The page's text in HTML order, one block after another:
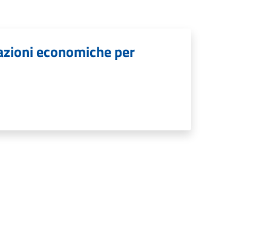
economiche per